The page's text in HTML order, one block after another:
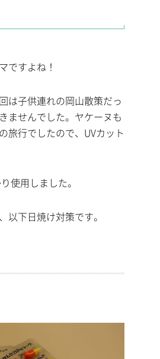
ですよね！
は子供連れの岡山散策だっ
ませんでした。ヤケーヌも
旅行でしたので、UVカット
使用しました。
以下日焼け対策です。